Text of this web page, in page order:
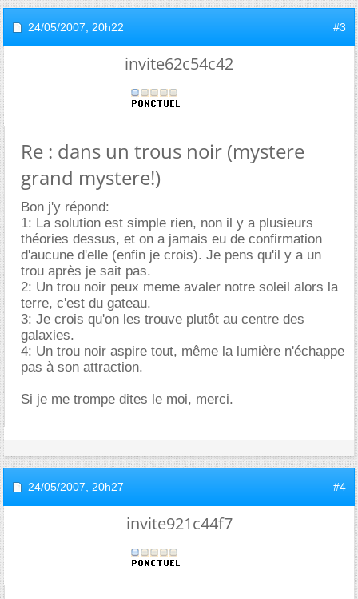
24/05/2007, 20h22 #3
invite62c54c42
Re : dans un trous noir (mystere
grand mystere!)
Bon j'y répond:
1: La solution est simple rien, non il y a plusieurs
théories dessus, et on a jamais eu de confirmation
d'aucune d'elle (enfin je crois). Je pens qu'il y a un
trou après je sait pas.
2: Un trou noir peux meme avaler notre soleil alors la
terre, c'est du gateau.
3: Je crois qu'on les trouve plutôt au centre des
galaxies.
4: Un trou noir aspire tout, même la lumière n'échappe
pas à son attraction.
Si je me trompe dites le moi, merci.
24/05/2007, 20h27 #4
invite921c44f7